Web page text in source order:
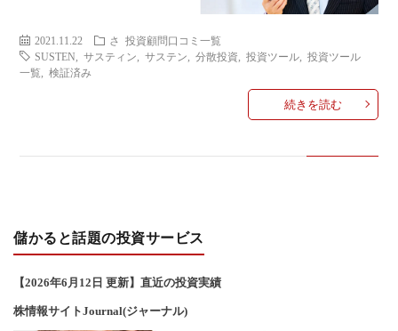
お
合
2021.11.22 さ
投資顧問口コミ一覧
SUSTEN
,サスティン ,サステン ,分散投資 ,投資ツール ,投資ツール
一覧
,検証済み
続きを読む
儲かると話題の投資サービス
【2026年6 月12 日 更新】直近の投資実績
株情報サイトJournal(ジャーナル)